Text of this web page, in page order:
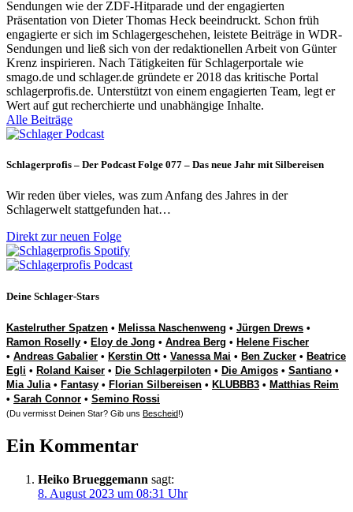
Sendungen wie der ZDF-Hitparade und der engagierten
Präsentation von Dieter Thomas Heck beeindruckt. Schon früh
engagierte er sich im Schlagergeschehen, leistete Beiträge in WDR-
Sendungen und ließ sich von der redaktionellen Arbeit von Günter
Krenz inspirieren. Nach Tätigkeiten für Schlagerportale wie
smago.de und schlager.de gründete er 2018 das kritische Portal
schlagerprofis.de. Unterstützt von einem engagierten Team, legt er
Wert auf gut recherchierte und unabhängige Inhalte.
Alle Beiträge
Schlagerprofis – Der Podcast Folge 077 – Das neue Jahr mit Silbereisen
Wir reden über vieles, was zum Anfang des Jahres in der
Schlagerwelt stattgefunden hat…
Direkt zur neuen Folge
Deine Schlager-Stars
Kastelruther Spatzen • Melissa Naschenweng • Jürgen Drews •
Ramon Roselly • Eloy de Jong • Andrea Berg • Helene Fischer
• Andreas Gabalier • Kerstin Ott• Vanessa Mai • Ben Zucker • Beatrice
Egli • Roland Kaiser • Die Schlagerpiloten • Die Amigos • Santiano •
Mia Julia • Fantasy • Florian Silbereisen • KLUBBB3 • Matthias Reim
• Sarah Connor • Semino Rossi
(Du vermisst Deinen Star? Gib uns Bescheid!)
Ein Kommentar
Heiko Brueggemann sagt:
8. August 2023 um 08:31 Uhr